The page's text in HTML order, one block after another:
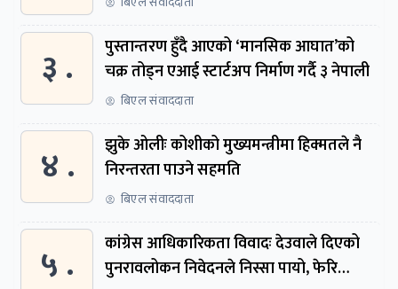
३ .
पुस्तान्तरण हुँदै आएको ‘मानसिक आघात’को
चक्र तोड्न एआई स्टार्टअप निर्माण गर्दै ३ नेपाली
बिएल संवाददाता
४ .
झुके ओलीः कोशीको मुख्यमन्त्रीमा हिक्मतले नै
निरन्तरता पाउने सहमति
बिएल संवाददाता
५ .
कांग्रेस आधिकारिकता विवादः देउवाले दिएको
पुनरावलोकन निवेदनले निस्सा पायो, फेरि